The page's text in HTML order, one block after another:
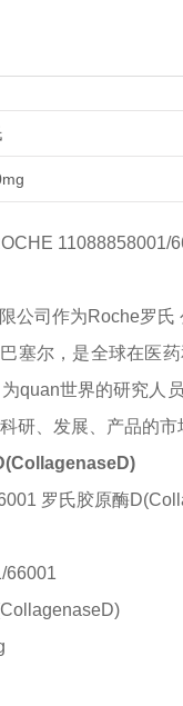
11088858001/
公司作为Roche罗氏
塞尔，是全球在医
quan世界的研究人
研、发展、产品的
罗氏胶原酶
66001